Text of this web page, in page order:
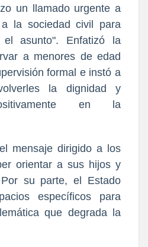
un llamado urgente a
la sociedad civil para
asunto". Enfatizó la
a menores de edad
formal e instó a
la dignidad y
en la
mensaje dirigido a los
orientar a sus hijos y
su parte, el Estado
específicos para
que degrada la